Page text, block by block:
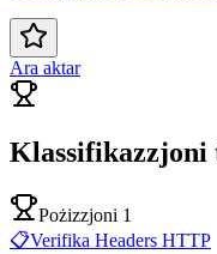
Ara aktar
Klassifikazzjoni
Pożizzjoni 1
📋Verifika Headers HTTP